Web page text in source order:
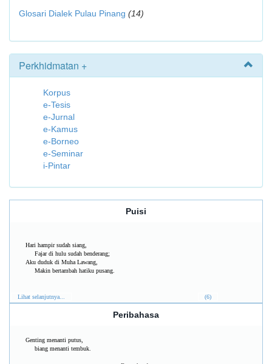
Glosari Dialek Pulau Pinang (14)
Perkhidmatan +
Korpus
e-Tesis
e-Jurnal
e-Kamus
e-Borneo
e-Seminar
i-Pintar
Puisi
Hari hampir sudah siang,
Fajar di hulu sudah benderang;
Aku duduk di Muha Lawang,
Makin bertambah hatiku pusang.
Lihat selanjutnya... (6)
Peribahasa
Genting menanti putus,
biang menanti tembuk.